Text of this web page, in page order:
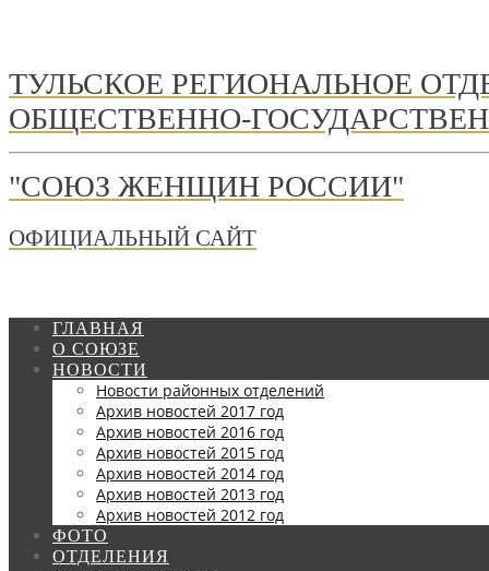
ТУЛЬСКОЕ РЕГИОНАЛЬНОЕ
ОБЩЕСТВЕННО-
"СОЮЗ ЖЕНЩИН РОССИИ"
ОФИЦИАЛЬНЫЙ САЙТ
ГЛАВНАЯ
О СОЮЗЕ
НОВОСТИ
Новости районных отделений
Архив новостей 2017 год
Архив новостей 2016 год
Архив новостей 2015 год
Архив новостей 2014 год
Архив новостей 2013 год
Архив новостей 2012 год
ФОТО
ОТДЕЛЕНИЯ